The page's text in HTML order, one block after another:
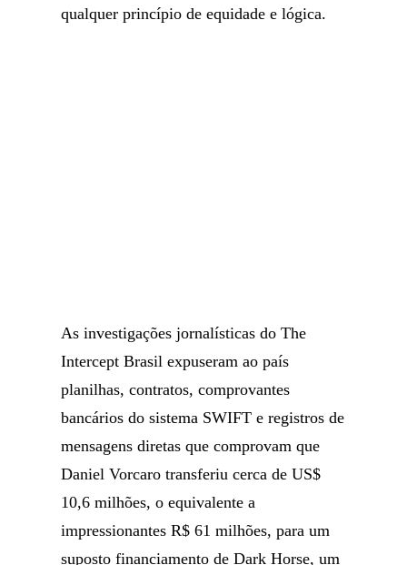
qualquer princípio de equidade e lógica.
As investigações jornalísticas do The
Intercept Brasil expuseram ao país
planilhas, contratos, comprovantes
bancários do sistema SWIFT e registros de
mensagens diretas que comprovam que
Daniel Vorcaro transferiu cerca de US$
10,6 milhões, o equivalente a
impressionantes R$ 61 milhões, para um
suposto financiamento de Dark Horse, um